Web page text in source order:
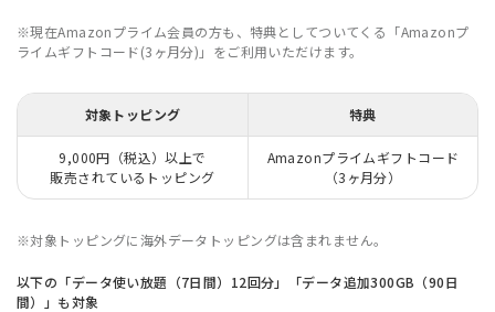
※現在Amazonプライム会員の方も、特典としてついてくる「Amazonプ
ライムギフトコード(3ヶ月分)」をご利用いただけます。
対象トッピング 特典
9,000円（税込）以上で
販売されているトッピング
Amazonプライムギフトコード
（3ヶ月分）
※対象トッピングに海外データトッピングは含まれません。
以下の「データ使い放題（7日間）12回分」「データ追加300GB（90日
間）」も対象